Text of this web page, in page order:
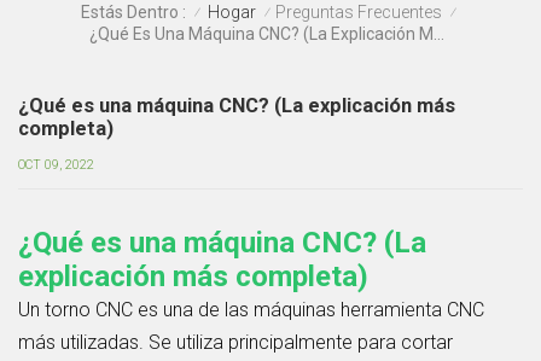
Estás Dentro : / Hogar / Preguntas Frecuentes /
¿Qué es una máquina CNC? (La explicación más
completa)
OCT 09, 2022
¿Qué es una máquina CNC? (La
explicación más completa)
Un torno CNC es una de las máquinas herramienta CNC
más utilizadas. Se utiliza principalmente para cortar